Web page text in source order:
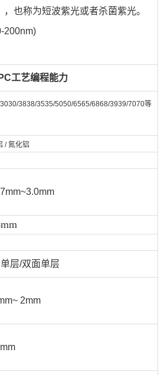
也称为短波紫光或者杀菌紫光。
200nm)
工艺编程能力
3838/3535/5050/6565/6868/3939/7070等
/ 氮化铝
层/双面单层
2mm